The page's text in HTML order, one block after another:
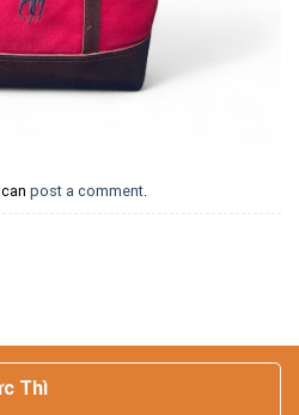
post a comment.
Thì